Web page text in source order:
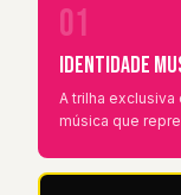
01
Identidade
A trilha exclusiva
música que